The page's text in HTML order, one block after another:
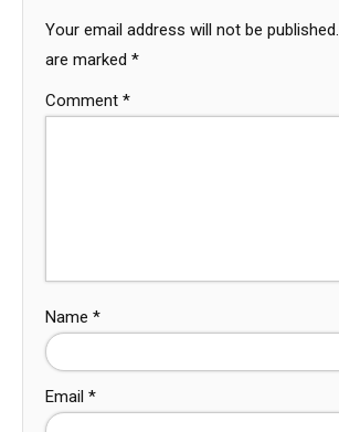
Your email address will not be published.
are marked *
Comment *
Name *
Email *